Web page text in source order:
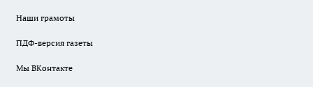
Наши грамоты
ПДФ-версия газеты
Мы ВКонтакте